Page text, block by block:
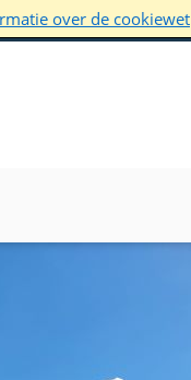
over de cookiewet